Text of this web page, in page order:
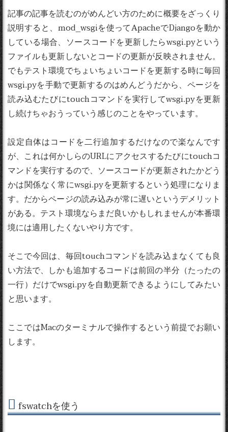
記事の記事を読むのがめんどい方のために概要をざっくり
説明すると、mod_wsgiを使ってApacheでDjangoを動か
している場合、ソースコードを更新したらwsgi.pyという
ファイルも更新しないとコードの更新が反映されません。
でもテスト環境でちょいちょいコードを更新する時に毎回
wsgi.pyを手動で更新するのはめんどうだから、ページを
読み込むたびにtouchコマンドを実行してwsgi.pyを更新
し続けちゃおうっていう感じのことをやっています。
設定自体はコードを二行追加するだけなので楽なんです
が、これは何かしらのURLにアクセスするたびにtouchコ
マンドを実行するので、ソースコードが更新されたかどう
かは関係なく常にwsgi.pyを更新するという処理になりま
す。だからページの読み込みが常に遅いというデメリット
がある。テスト環境ならまだ良いかもしれませんが本番環
境には適用したくないやり方です。
そこで今回は、毎回touchコマンドを読み込まなくても良
い方法で、しかも追加するコードは前回の半分（たったの
一行）だけでwsgi.pyを自動更新できるようにしてみたい
と思います。
ここではMacのターミナルで操作するという前提でお願い
します。
fswatchを使う